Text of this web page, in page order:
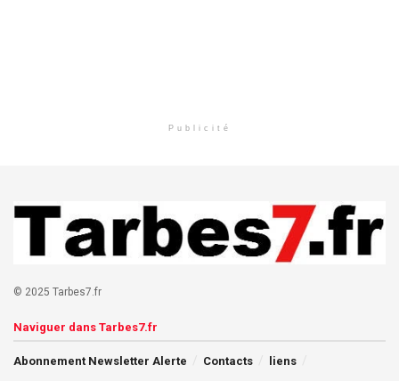
Publicité
© 2025 Tarbes7.fr
Naviguer dans Tarbes7.fr
Abonnement Newsletter Alerte Contacts
liens